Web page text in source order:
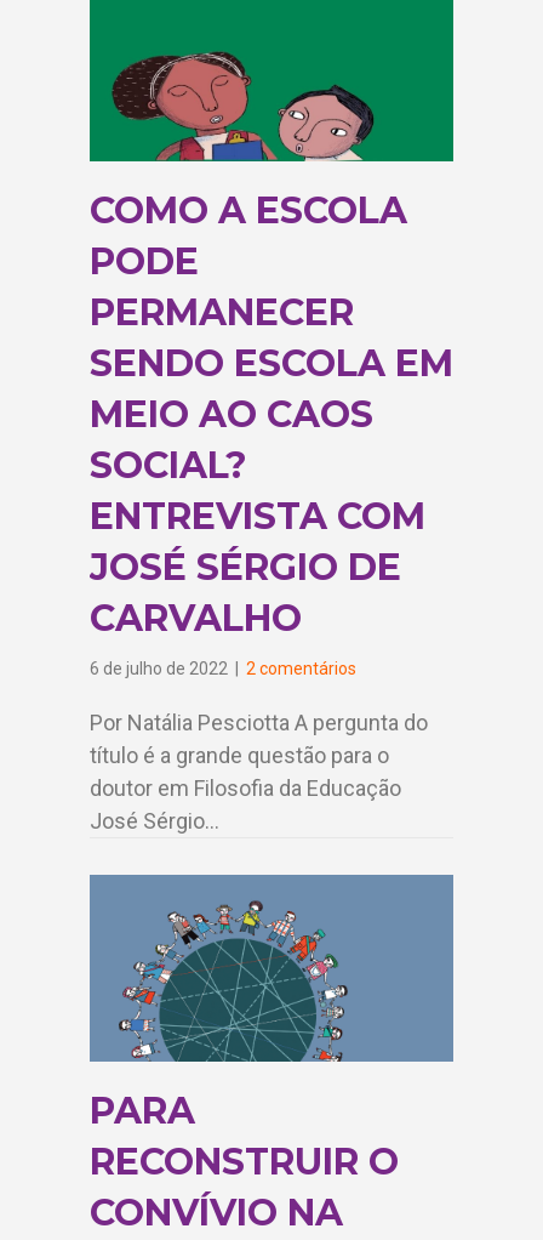
COMO A ESCOLA
PODE
PERMANECER
SENDO ESCOLA EM
MEIO AO CAOS
SOCIAL?
ENTREVISTA COM
JOSÉ SÉRGIO DE
CARVALHO
6 de julho de 2022 2 comentários
Por Natália Pesciotta A pergunta do
título é a grande questão para o
doutor em Filosofia da Educação
José Sérgio…
PARA
RECONSTRUIR O
CONVÍVIO NA